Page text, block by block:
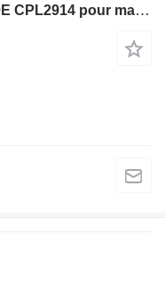
Moteur Cummins UTILISÉ K2000E CPL2914 pour matériel de TP